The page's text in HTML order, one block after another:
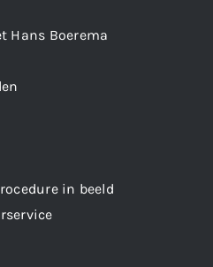
Hans Boerema
in beeld